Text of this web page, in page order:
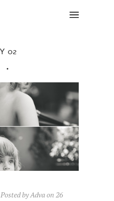
02 COPY
Posted by Adva on 26 אוג 2014 /